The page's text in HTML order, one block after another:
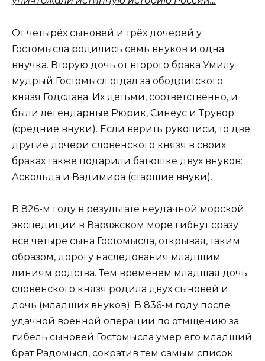
От четырёх сыновей и трёх дочерей у
Гостомысла родились семь внуков и одна
внучка. Вторую дочь от второго брака Умилу
мудрый Гостомысл отдал за ободритского
князя Годслава. Их детьми, соответственно, и
были легендарные Рюрик, Синеус и Трувор
(средние внуки). Если верить рукописи, то две
другие дочери словенского князя в своих
браках также подарили батюшке двух внуков:
Аскольда и Вадимира (старшие внуки).
В 826-м году в результате неудачной морской
экспедиции в Варяжском море гибнут сразу
все четыре сына Гостомысла, открывая, таким
образом, дорогу наследования младшим
линиям родства. Тем временем младшая дочь
словенского князя родила двух сыновей и
дочь (младших внуков). В 836-м году после
удачной военной операции по отмщению за
гибель сыновей Гостомысла умер его младший
брат Радомысл, сократив тем самым список